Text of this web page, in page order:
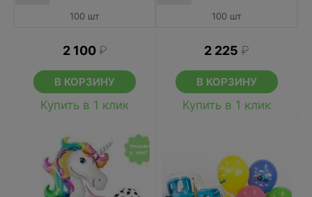
100 шт
2 100 ₽
В КОРЗИНУ
Купить в 1 клик
100 шт
2 225 ₽
В КОРЗИНУ
Купить в 1 клик